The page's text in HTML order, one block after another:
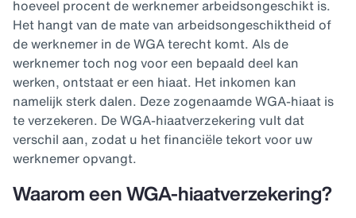
hoeveel procent de werknemer arbeidsongeschikt is.
Het hangt van de mate van arbeidsongeschiktheid of
de werknemer in de WGA terecht komt. Als de
werknemer toch nog voor een bepaald deel kan
werken, ontstaat er een hiaat. Het inkomen kan
namelijk sterk dalen. Deze zogenaamde WGA-hiaat is
te verzekeren. De WGA-hiaatverzekering vult dat
verschil aan, zodat u het financiële tekort voor uw
werknemer opvangt.
Waarom een WGA-hiaatverzekering?